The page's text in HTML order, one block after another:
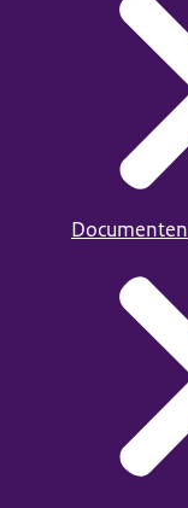
Documenten